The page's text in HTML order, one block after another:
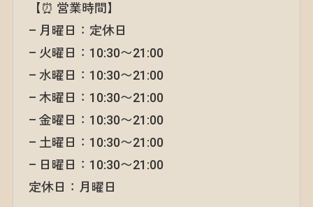
【⏰ 営業時間】
– 月曜日：定休日
– 火曜日：10:30〜21:00
– 水曜日：10:30〜21:00
– 木曜日：10:30〜21:00
– 金曜日：10:30〜21:00
– 土曜日：10:30〜21:00
– 日曜日：10:30〜21:00
定休日：月曜日